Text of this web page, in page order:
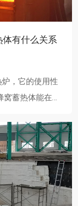
有什么关系
，它的使用性
蓄热体能在高